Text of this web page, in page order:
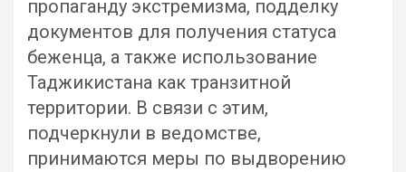
пропаганду экстремизма, подделку
документов для получения статуса
беженца, а также использование
Таджикистана как транзитной
территории. В связи с этим,
подчеркнули в ведомстве,
принимаются меры по выдворению